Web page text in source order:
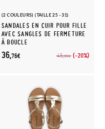
(2 COULEURS) (TAILLE 25 - 31)
SANDALES EN CUIR POUR FILLE
AVEC SANGLES DE FERMETURE
À BOUCLE
45,95€ (-20%)
36,76€